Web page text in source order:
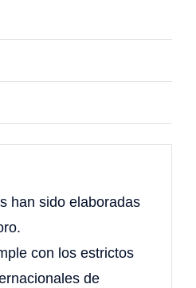
han sido elaboradas
con los estrictos
de